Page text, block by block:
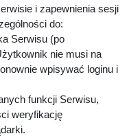
i zapewnienia sesji
do:
Serwisu (po
nie musi na
wpisywać loginu i
funkcji Serwisu,
weryfikację